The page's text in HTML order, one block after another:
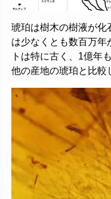
琥珀は樹木の樹液が化
は少なくとも数百万年
トは特に古く、1億年
他の産地の琥珀と比較